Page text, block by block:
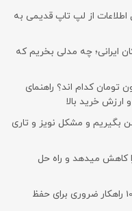
از لپ تاپ قدیمی به
ایرانی؛ چه مدلی بخریم که
های هوشمند زیر ۵ میلیون تومان کدام اند؟ راهنمای
ارزش خرید بالا
و مشکل نویز و تاری
کاهش میدهد و راه حل
آموزش جلوگیری از هک شدن لپ تاپ؛ 10 راهکار ضروری برای حفظ